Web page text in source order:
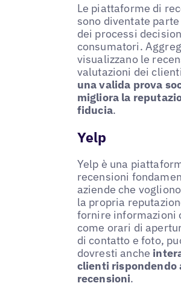
Le piattaforme di
sono diventate
dei processi
consumatori.
visualizzano le
valutazioni dei
una valida prova
migliora la
fiducia.
Yelp
Yelp è una
recensioni
aziende che
la propria
fornire informazioni
come orari di
di contatto e foto,
dovresti anche
clienti rispondendo
recensioni.